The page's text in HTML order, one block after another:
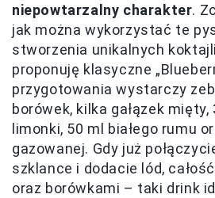
niepowtarzalny charakter.
jak można wykorzystać te
stworzenia unikalnych
proponuję klasyczne
przygotowania wystarczy
borówek, kilka gałązek mięty,
limonki, 50 ml białego rumu
gazowanej. Gdy już
szklance i dodacie lód,
oraz borówkami – taki drink